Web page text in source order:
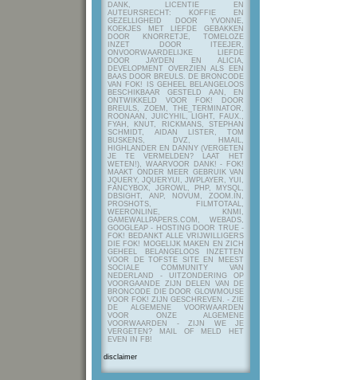
DANK, LICENTIE EN
AUTEURSRECHT: KOFFIE EN
GEZELLIGHEID DOOR YVONNE,
KOEKJES MET LIEFDE GEBAKKEN
DOOR KNORRETJE, TOMELOZE
INZET DOOR ITEEJER,
ONVOORWAARDELIJKE LIEFDE
DOOR JAYDEN EN ALICIA,
DEVELOPMENT OVERZIEN ALS EEN
BAAS DOOR BREULS. DE BRONCODE
VAN FOK! IS GEHEEL BELANGELOOS
BESCHIKBAAR GESTELD AAN, EN
ONTWIKKELD VOOR FOK! DOOR
BREULS, ZOEM, THE_TERMINATOR,
ROONAAN, JUICYHIL, LIGHT, FAUX.,
FYAH, KNUT, RICKMANS, STEPHAN
SCHMIDT, AIDAN LISTER, TOM
BUSKENS, DVZ, HMAIL,
HIGHLANDER EN DANNY (VERGETEN
JE TE VERMELDEN? LAAT HET
WETEN!), WAARVOOR DANK! - FOK!
MAAKT ONDER MEER GEBRUIK VAN
JQUERY, JQUERYUI, JWPLAYER, YUI,
FANCYBOX, JGROWL, PHP, MYSQL,
DBSIGHT, ANP, NOVUM, ZOOM.IN,
PROSHOTS, FILMTOTAAL,
WEERONLINE, KNMI,
GAMEWALLPAPERS.COM, WEBADS,
GOOGLEAP - HOSTING DOOR TRUE -
FOK! BEDANKT ALLE VRIJWILLIGERS
DIE FOK! MOGELIJK MAKEN EN ZICH
GEHEEL BELANGELOOS INZETTEN
VOOR DE TOFSTE SITE EN MEEST
SOCIALE COMMUNITY VAN
NEDERLAND - UITZONDERING OP
VOORGAANDE ZIJN DELEN VAN DE
BRONCODE DIE DOOR GLOWMOUSE
VOOR FOK! ZIJN GESCHREVEN. - ZIE
DE ALGEMENE VOORWAARDEN
VOOR ONZE ALGEMENE
VOORWAARDEN - ZIJN WE JE
VERGETEN? MAIL OF MELD HET
EVEN IN FB!
disclaimer